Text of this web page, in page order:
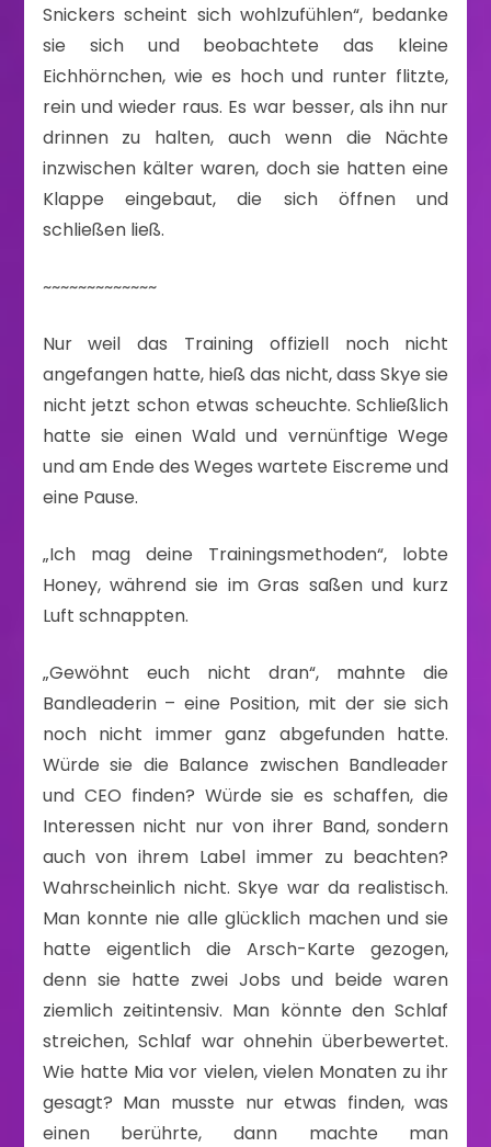
Snickers scheint sich wohlzufühlen“, bedanke
sie sich und beobachtete das kleine
Eichhörnchen, wie es hoch und runter flitzte,
rein und wieder raus. Es war besser, als ihn nur
drinnen zu halten, auch wenn die Nächte
inzwischen kälter waren, doch sie hatten eine
Klappe eingebaut, die sich öffnen und
schließen ließ.
~~~~~~~~~~~~~
Nur weil das Training offiziell noch nicht
angefangen hatte, hieß das nicht, dass Skye sie
nicht jetzt schon etwas scheuchte. Schließlich
hatte sie einen Wald und vernünftige Wege
und am Ende des Weges wartete Eiscreme und
eine Pause.
„Ich mag deine Trainingsmethoden“, lobte
Honey, während sie im Gras saßen und kurz
Luft schnappten.
„Gewöhnt euch nicht dran“, mahnte die
Bandleaderin – eine Position, mit der sie sich
noch nicht immer ganz abgefunden hatte.
Würde sie die Balance zwischen Bandleader
und CEO finden? Würde sie es schaffen, die
Interessen nicht nur von ihrer Band, sondern
auch von ihrem Label immer zu beachten?
Wahrscheinlich nicht. Skye war da realistisch.
Man konnte nie alle glücklich machen und sie
hatte eigentlich die Arsch-Karte gezogen,
denn sie hatte zwei Jobs und beide waren
ziemlich zeitintensiv. Man könnte den Schlaf
streichen, Schlaf war ohnehin überbewertet.
Wie hatte Mia vor vielen, vielen Monaten zu ihr
gesagt? Man musste nur etwas finden, was
einen berührte, dann machte man